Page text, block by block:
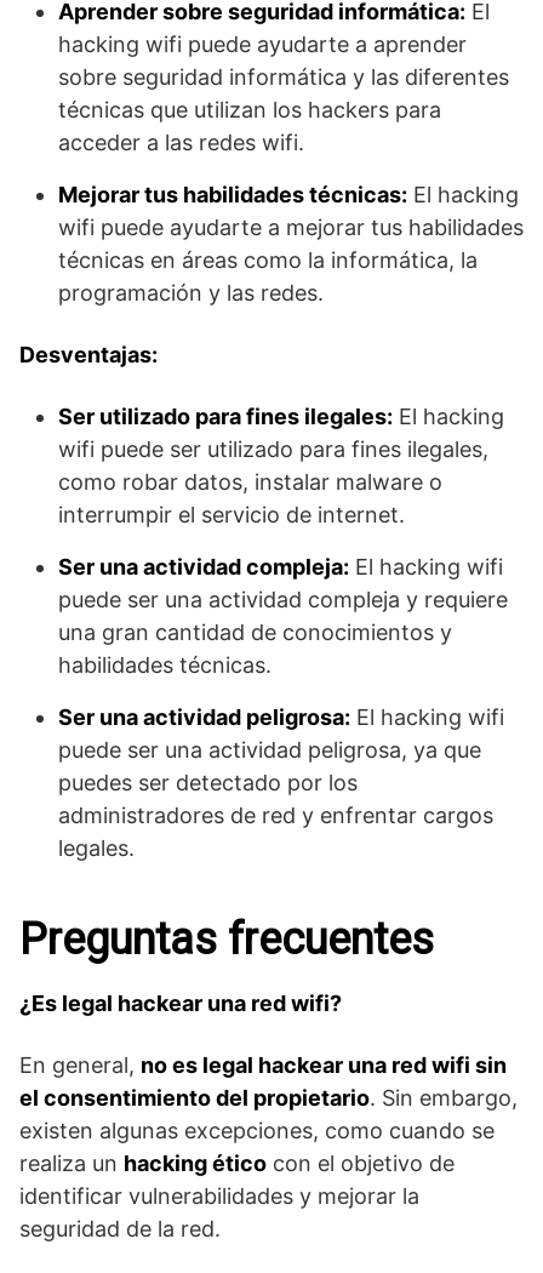
Aprender sobre seguridad informática: El
hacking wifi puede ayudarte a aprender
sobre seguridad informática y las diferentes
técnicas que utilizan los hackers para
acceder a las redes wifi.
Mejorar tus habilidades técnicas: El hacking
wifi puede ayudarte a mejorar tus habilidades
técnicas en áreas como la informática, la
programación y las redes.
Desventajas:
Ser utilizado para fines ilegales: El hacking
wifi puede ser utilizado para fines ilegales,
como robar datos, instalar malware o
interrumpir el servicio de internet.
Ser una actividad compleja: El hacking wifi
puede ser una actividad compleja y requiere
una gran cantidad de conocimientos y
habilidades técnicas.
Ser una actividad peligrosa: El hacking wifi
puede ser una actividad peligrosa, ya que
puedes ser detectado por los
administradores de red y enfrentar cargos
legales.
Preguntas frecuentes
¿Es legal hackear una red wifi?
En general, no es legal hackear una red wifi sin
el consentimiento del propietario. Sin embargo,
existen algunas excepciones, como cuando se
realiza un hacking ético con el objetivo de
identificar vulnerabilidades y mejorar la
seguridad de la red.